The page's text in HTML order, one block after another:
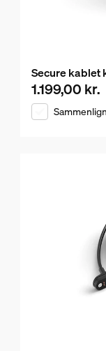
Secure kablet
Nuværende pris
1.199,00 kr.
Sammenlign